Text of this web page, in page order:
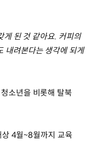
게 된 것 같아요. 커피의
내려본다는 생각에 되게
소년을 비롯해 탈북
4월~8월까지 교육